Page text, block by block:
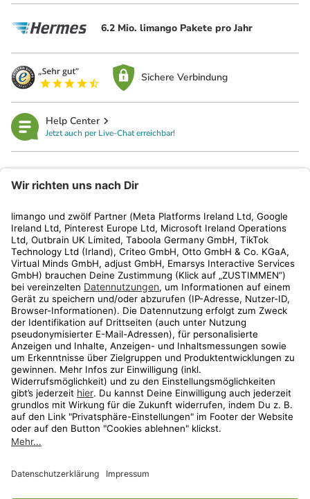
6.2 Mio. limango Pakete pro Jahr
Sichere Verbindung
Help Center
Jetzt auch per Live-Chat erreichbar!
Kundenservice
Shop
Aktionen
Travel